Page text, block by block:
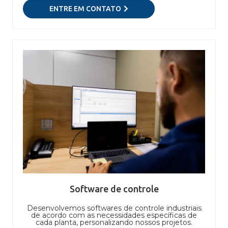
ENTRE EM CONTATO
Software de controle
Desenvolvemos softwares de controle industriais
de acordo com as necessidades específicas de
cada planta, personalizando nossos projetos.